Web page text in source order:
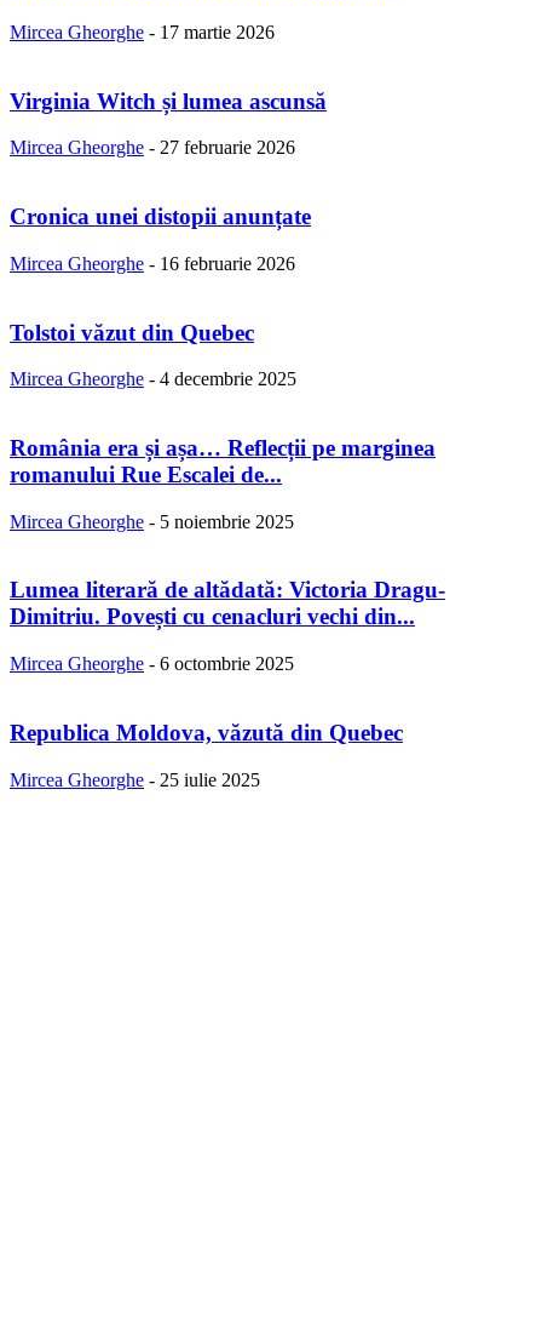
Mircea Gheorghe - 17 martie 2026
Virginia Witch și lumea ascunsă
Mircea Gheorghe - 27 februarie 2026
Cronica unei distopii anunțate
Mircea Gheorghe - 16 februarie 2026
Tolstoi văzut din Quebec
Mircea Gheorghe - 4 decembrie 2025
România era și așa… Reflecții pe marginea
romanului Rue Escalei de...
Mircea Gheorghe - 5 noiembrie 2025
Lumea literară de altădată: Victoria Dragu-
Dimitriu. Povești cu cenacluri vechi din...
Mircea Gheorghe - 6 octombrie 2025
Republica Moldova, văzută din Quebec
Mircea Gheorghe - 25 iulie 2025